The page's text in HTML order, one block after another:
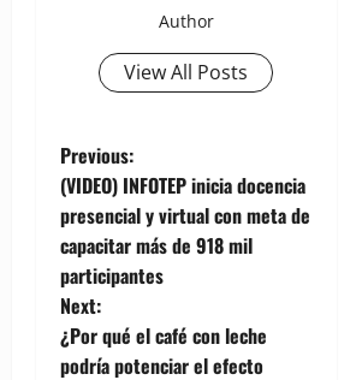
Author
View All Posts
P
o
s
t
n
Previous:
(VIDEO) INFOTEP inicia docencia
presencial y virtual con meta de
capacitar más de 918 mil
participantes
Next:
¿Por qué el café con leche
podría potenciar el efecto